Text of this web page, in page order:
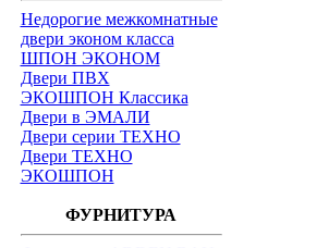
Недорогие межкомнатные
двери эконом класса
ШПОН ЭКОНОМ
Двери ПВХ
ЭКОШПОН Классика
Двери в ЭМАЛИ
Двери серии ТЕХНО
Двери ТЕХНО
ЭКОШПОН
ФУРНИТУРА